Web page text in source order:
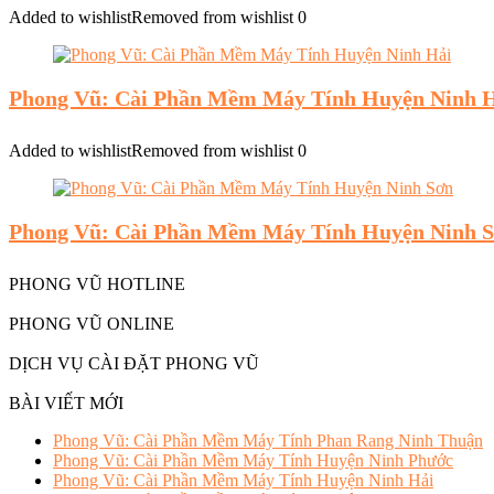
Added to wishlistRemoved from wishlist 0
Phong Vũ: Cài Phần Mềm Máy Tính Huyện Ninh
Added to wishlistRemoved from wishlist 0
Phong Vũ: Cài Phần Mềm Máy Tính Huyện Ninh
PHONG VŨ HOTLINE
PHONG VŨ ONLINE
DỊCH VỤ CÀI ĐẶT PHONG VŨ
BÀI VIẾT MỚI
Phong Vũ: Cài Phần Mềm Máy Tính Phan Rang Ninh Thuận
Phong Vũ: Cài Phần Mềm Máy Tính Huyện Ninh Phước
Phong Vũ: Cài Phần Mềm Máy Tính Huyện Ninh Hải